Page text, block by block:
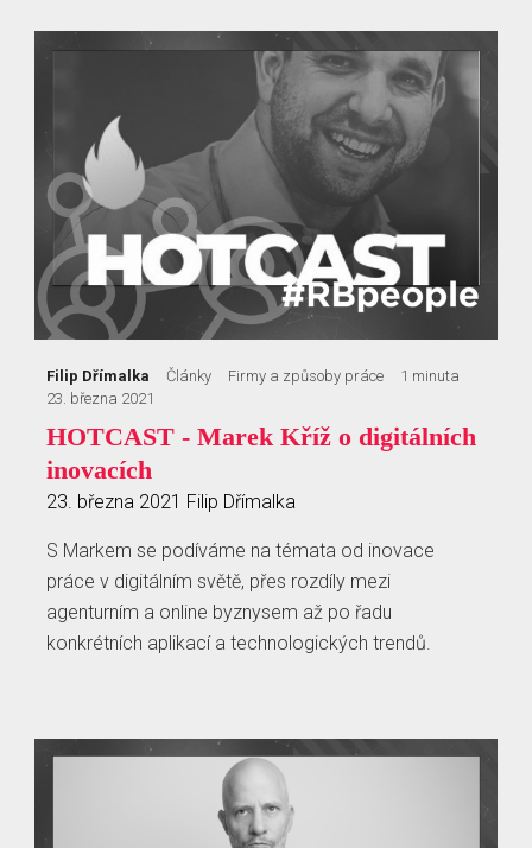
Filip Dřímalka Články Firmy a způsoby práce
1 minuta
23. března 2021
HOTCAST - Marek Kříž o digitálních
inovacích
23. března 2021 Filip Dřímalka
S Markem se podíváme na témata od inovace
práce v digitálním světě, přes rozdíly mezi
agenturním a online byznysem až po řadu
konkrétních aplikací a technologických trendů.